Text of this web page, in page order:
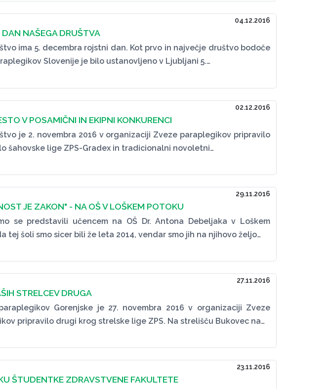
04.12.2016
DAN NAŠEGA DRUŠTVA
ima 5. decembra rojstni dan. Kot prvo in največje društvo bodoče
Slovenije je bilo ustanovljeno v Ljubljani 5.…
02.12.2016
V POSAMIČNI IN EKIPNI KONKURENCI
je 2. novembra 2016 v organizaciji Zveze paraplegikov pripravilo
šahovske lige ZPS-Gradex in tradicionalni novoletni…
29.11.2016
JE ZAKON" - NA OŠ V LOŠKEM POTOKU
se predstavili učencem na OŠ Dr. Antona Debeljaka v Loškem
tej šoli smo sicer bili že leta 2014, vendar smo jih na njihovo željo…
27.11.2016
STRELCEV DRUGA
Gorenjske je 27. novembra 2016 v organizaciji Zveze
pripravilo drugi krog strelske lige ZPS. Na strelišču Bukovec na…
23.11.2016
ŠTUDENTKE ZDRAVSTVENE FAKULTETE